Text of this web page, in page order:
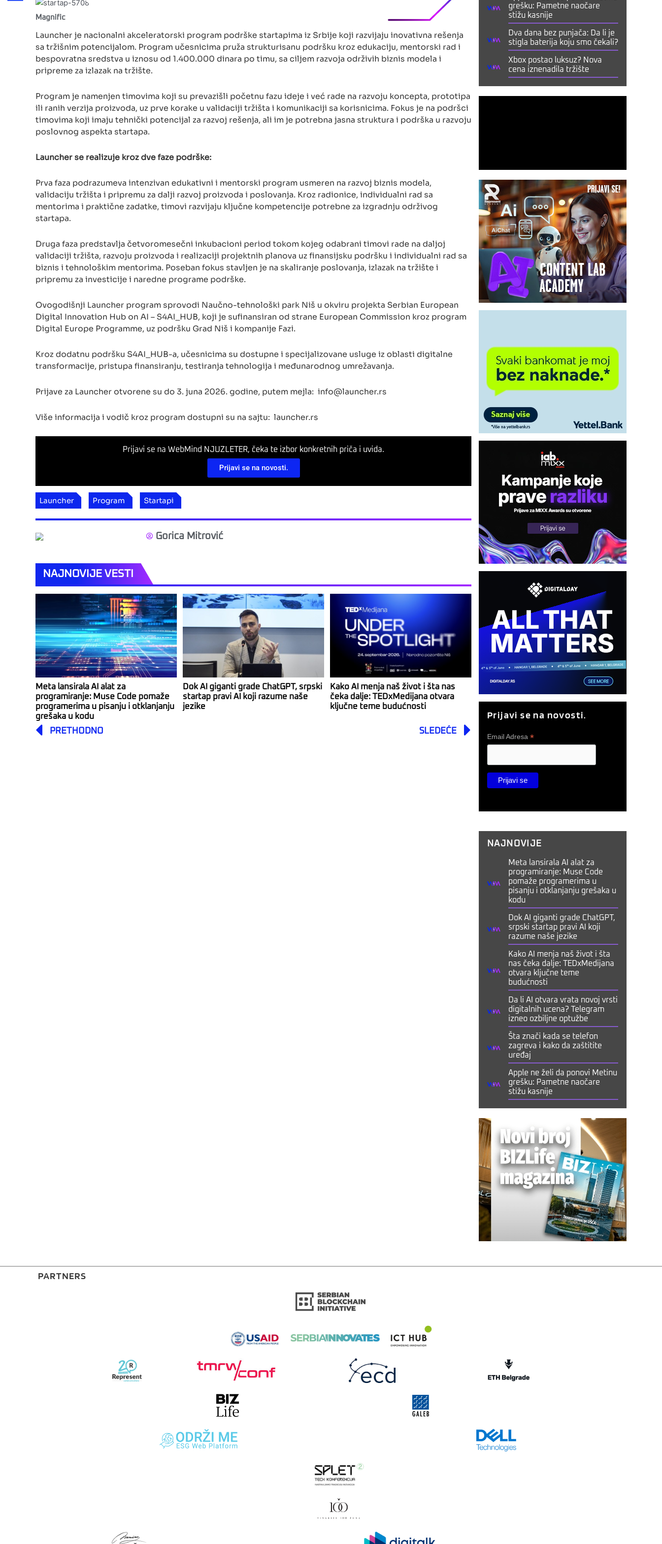
Magnific
Launcher je nacionalni akceleratorski program podrške startapima iz Srbije koji razvijaju inovativna rešenja
sa tržišnim potencijalom. Program učesnicima pruža strukturisanu podršku kroz edukaciju, mentorski rad i
bespovratna sredstva u iznosu od 1.400.000 dinara po timu, sa ciljem razvoja održivih biznis modela i
pripreme za izlazak na tržište.
Program je namenjen timovima koji su prevazišli početnu fazu ideje i već rade na razvoju koncepta, prototipa
ili ranih verzija proizvoda, uz prve korake u validaciji tržišta i komunikaciji sa korisnicima. Fokus je na podršci
timovima koji imaju tehnički potencijal za razvoj rešenja, ali im je potrebna jasna struktura i podrška u razvoju
poslovnog aspekta startapa.
Launcher se realizuje kroz dve faze podrške:
Prva faza podrazumeva intenzivan edukativni i mentorski program usmeren na razvoj biznis modela,
validaciju tržišta i pripremu za dalji razvoj proizvoda i poslovanja. Kroz radionice, individualni rad sa
mentorima i praktične zadatke, timovi razvijaju ključne kompetencije potrebne za izgradnju održivog
startapa.
Druga faza predstavlja četvoromesečni inkubacioni period tokom kojeg odabrani timovi rade na daljoj
validaciji tržišta, razvoju proizvoda i realizaciji projektnih planova uz finansijsku podršku i individualni rad sa
biznis i tehnološkim mentorima. Poseban fokus stavljen je na skaliranje poslovanja, izlazak na tržište i
pripremu za investicije i naredne programe podrške.
Ovogodišnji Launcher program sprovodi Naučno-tehnološki park Niš u okviru projekta Serbian European
Digital Innovation Hub on AI – S4AI_HUB, koji je sufinansiran od strane European Commission kroz program
Digital Europe Programme, uz podršku Grad Niš i kompanije Fazi.
Kroz dodatnu podršku S4AI_HUB-a, učesnicima su dostupne i specijalizovane usluge iz oblasti digitalne
transformacije, pristupa finansiranju, testiranja tehnologija i međunarodnog umrežavanja.
Prijave za Launcher otvorene su do 3. juna 2026. godine, putem mejla: info@launcher.rs
Više informacija i vodič kroz program dostupni su na sajtu: launcher.rs
Prijavi se na WebMind NJUZLETER, čeka te izbor konkretnih priča i uvida.
Prijavi se na novosti.
Launcher Program Startapi
Gorica Mitrović
NAJNOVIJE VESTI
Meta lansirala AI alat za
programiranje: Muse Code pomaže
programerima u pisanju i otklanjanju
grešaka u kodu
Dok AI giganti grade ChatGPT, srpski
startap pravi AI koji razume naše
jezike
Kako AI menja naš život i šta nas
čeka dalje: TEDxMedijana otvara
ključne teme budućnosti
Prev
PRETHODNO SLEDEĆE Next
grešku: Pametne naočare
stižu kasnije
Dva dana bez punjača: Da li je
stigla baterija koju smo čekali?
Xbox postao luksuz? Nova
cena iznenadila tržište
Prijavi se na novosti.
Email Adresa *
NAJNOVIJE
Meta lansirala AI alat za
programiranje: Muse Code
pomaže programerima u
pisanju i otklanjanju grešaka u
kodu
Dok AI giganti grade ChatGPT,
srpski startap pravi AI koji
razume naše jezike
Kako AI menja naš život i šta
nas čeka dalje: TEDxMedijana
otvara ključne teme
budućnosti
Da li AI otvara vrata novoj vrsti
digitalnih ucena? Telegram
izneo ozbiljne optužbe
Šta znači kada se telefon
zagreva i kako da zaštitite
uređaj
Apple ne želi da ponovi Metinu
grešku: Pametne naočare
stižu kasnije
PARTNERS